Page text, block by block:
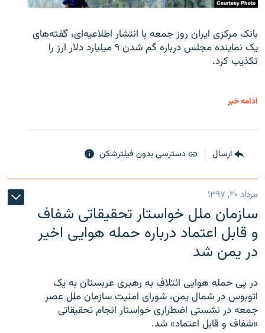
بانک مرکزی ایران روز جمعه با انتشار اطلاعیه‌ای، گفته‌های
یک نماینده مجلس درباره گم شدن ۹ میلیارد دلار ارز را
تکذیب کرد.
ادامه خبر
ارسال دسترسی بدون فیلترشکن
مرداد ۲۰, ۱۳۹۷
سازمان ملل خواستار تحقیقاتی شفاف
و قابل اعتماد درباره حمله هوایی اخیر
در یمن شد
در پی حمله هوایی ائتلافِ به رهبری عربستان به یک
اتوبوس در شمال یمن، شورای امنیت سازمان ملل عصر
جمعه در نشستی اضطراری خواستار انجام تحقیقاتی
«شفاف و قابل اعتماد» شد.